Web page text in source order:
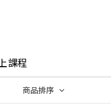
課程
商品排序